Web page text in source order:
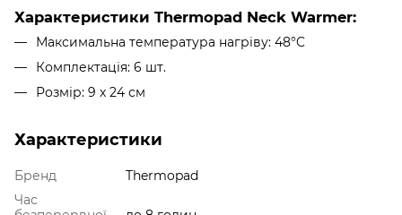
Характеристики Thermopad Neck Warmer:
Максимальна температура нагріву: 48°C
Комплектація: 6 шт.
Розмір: 9 x 24 см
Характеристики
Бренд
Thermopad
Час